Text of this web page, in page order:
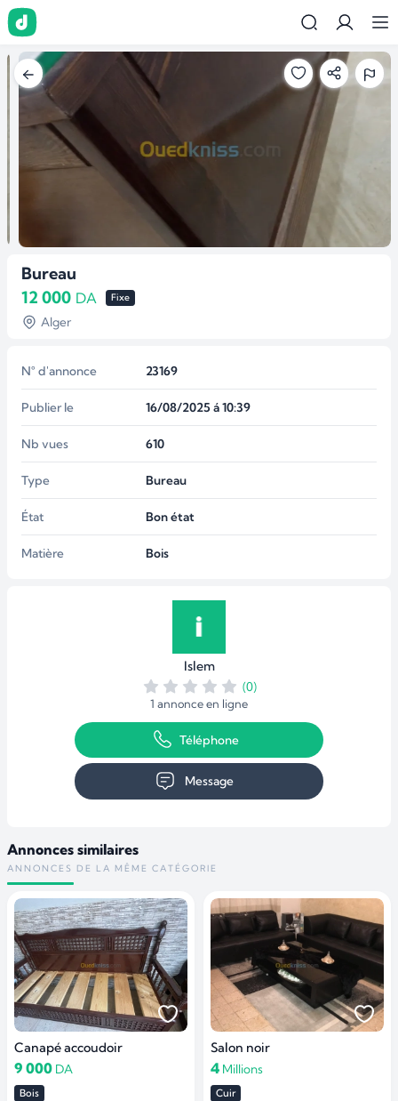
Bureau
12 000 DA Fixe
Alger
N° d'annonce 23169
Publier le 16/08/2025 á 10:39
Nb vues 610
Type Bureau
État Bon état
Matière Bois
Islem
(0)
1 annonce en ligne
Téléphone
Message
Annonces similaires
ANNONCES DE LA MÊME CATÉGORIE
Canapé accoudoir
9 000 DA
Bois
Salon noir
4 Millions
Cuir